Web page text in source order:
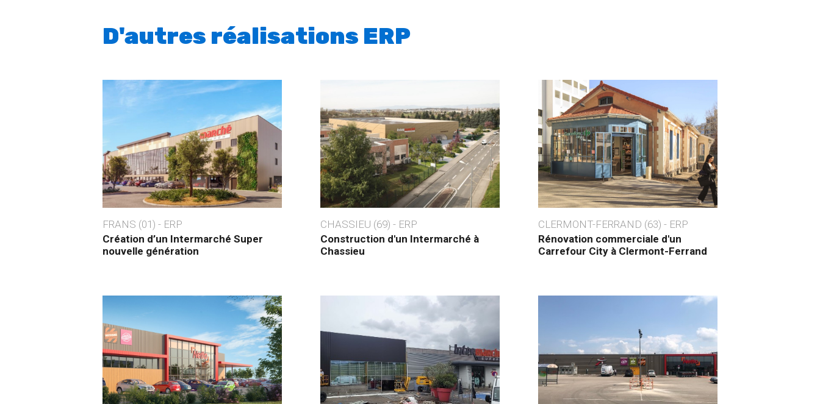
D'autres réalisations ERP
FRANS (01) - ERP
Création d’un Intermarché Super
nouvelle génération
CHASSIEU (69) - ERP
Construction d'un Intermarché à
Chassieu
CLERMONT-FERRAND (63) - ERP
Rénovation commerciale d'un
Carrefour City à Clermont-Ferrand